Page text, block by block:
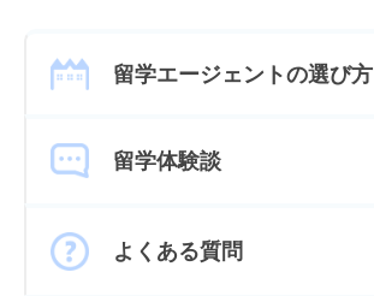
留学エージェントの選び方
留学体験談
よくある質問